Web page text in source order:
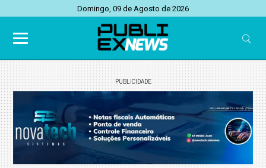
Domingo, 09 de Agosto de 2026
PUBLICIDADE